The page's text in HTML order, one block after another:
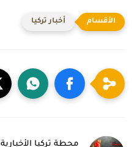
أخبار تركيا
محطة تركيا الأخبارية